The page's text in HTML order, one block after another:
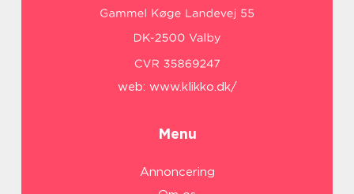
web: www.klikko.dk/
Menu
Annoncering